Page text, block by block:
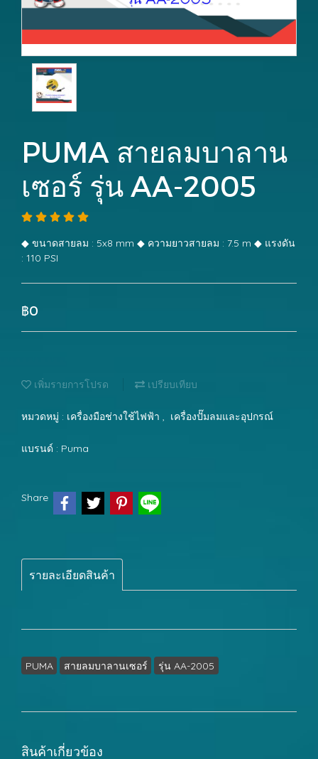
PUMA สายลมบาลาน
เซอร์ รุ่น AA-2005
◆ ขนาดสายลม : 5x8 mm ◆ ความยาวสายลม : 7.5 m ◆ แรงดัน
: 110 PSI
฿0
เพิ่มรายการโปรด เปรียบเทียบ
หมวดหมู่ : เครื่องมือช่างใช้ไฟฟ้า , เครื่องปั๊มลมและอุปกรณ์
แบรนด์ : Puma
Share
รายละเอียดสินค้า
PUMA สายลมบาลานเซอร์ รุ่น AA-2005
สินค้าเกี่ยวข้อง